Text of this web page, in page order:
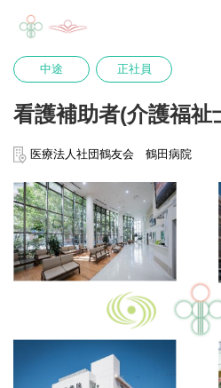
中途 正社員
看護補助者(介護福祉
医療法人社団鶴友会 鶴田病院